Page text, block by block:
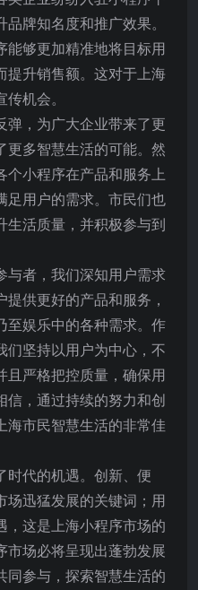
牌知名度和推广效果。
能够更加精准地将目标用
提升销售额。这对于上海
机会。
弹，为广大企业带来了更
更多智慧生活的可能。然
个小程序在产品和服务上
足用户的需求。市民们也
生活质量，并积极参与到
与者，我们深知用户需求
供更好的产品和服务，
至娱乐中的各种需求。作
们坚持以用户为中心，不
且严格把控质量，确保用
信，通过持续的努力和创
海市民智慧生活的非常佳
时代的机遇。创新、便
场迅猛发展的关键词；用
，这是上海小程序市场的
市场必将呈现出蓬勃发展
同参与，探索智慧生活的